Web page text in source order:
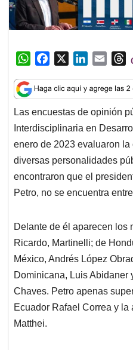
W
a
t
s
A
p
p
c
e
b
o
o
k
n
k
e
d
I
n
a
i
l
T
r
e
a
d
s
Las encuestas de opinión
Interdisciplinaria en
enero de 2023 evaluaron
diversas personalidades
encontraron que el
Petro, no se encuentra
Delante de él aparecen los
Ricardo, Martinelli; de
México, Andrés López
Dominicana, Luis Abidaner
Chaves. Petro apenas
Ecuador Rafael Correa y
Matthei.